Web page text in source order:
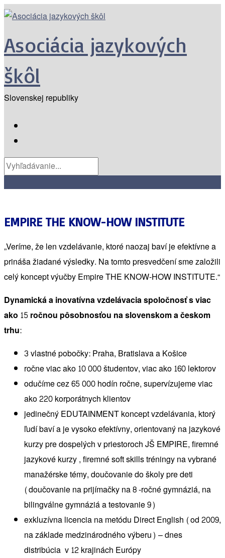
Asociácia jazykových
škôl
Slovenskej republiky
EMPIRE THE KNOW-HOW INSTITUTE
„Veríme, že len vzdelávanie, ktoré naozaj baví je efektívne a
prináša žiadané výsledky. Na tomto presvedčení sme založili
celý koncept výučby Empire THE KNOW-HOW INSTITUTE.“
Dynamická a inovatívna vzdelávacia spoločnosť s viac
ako 15 ročnou pôsobnosťou na slovenskom a českom
trhu:
3 vlastné pobočky: Praha, Bratislava a Košice
ročne viac ako 10 000 študentov, viac ako 160 lektorov
odučíme cez 65 000 hodín ročne, supervízujeme viac
ako 220 korporátnych klientov
jedinečný EDUTAINMENT koncept vzdelávania, ktorý
ľudí baví a je vysoko efektívny, orientovaný na jazykové
kurzy pre dospelých v priestoroch JŠ EMPIRE, firemné
jazykové kurzy , firemné soft skills tréningy na vybrané
manažérske témy, doučovanie do školy pre deti
(doučovanie na prijímačky na 8 -ročné gymnáziá, na
bilingválne gymnáziá a testovanie 9)
exkluzívna licencia na metódu Direct English (od 2009,
na základe medzinárodného výberu) – dnes
distribúcia v 12 krajinách Európy